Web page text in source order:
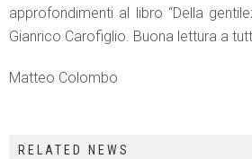
approfondimenti al libro “Della
Gianrico Carofiglio. Buona lettura a
Matteo Colombo
RELATED NEWS